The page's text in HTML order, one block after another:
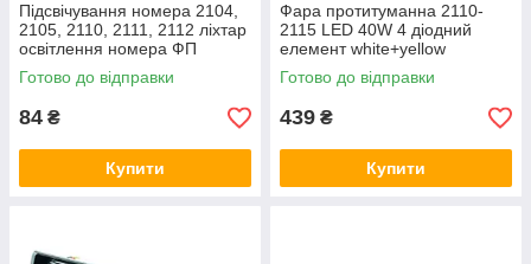
Підсвічування номера 2104,
2105, 2110, 2111, 2112 ліхтар
освітлення номера ФП
Готово до відправки
84 ₴
Купити
Фара протитуманна 2110-
2115 LED 40W 4 діодний
елемент white+yellow
металевий корпус шт. (випис.
по 2) Megalight
Готово до відправки
439 ₴
Купити